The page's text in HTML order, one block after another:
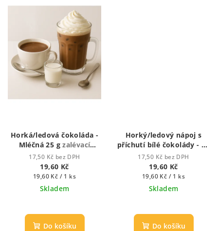
Horká/ledová čokoláda -
Mléčná 25 gzalévací
vodou či mlékem
17,50 Kč bez DPH
19,60 Kč
Měrná
cena:
19,60 Kč / 1 ks
Skladem
Do košíku
Horký/ledový nápoj s
příchutí bílé čokolády - 25
zalévací vodou či
mlékem
17,50 Kč bez DPH
19,60 Kč
Měrná
cena:
19,60 Kč / 1 ks
Skladem
hodnocení
produktu
Do košíku